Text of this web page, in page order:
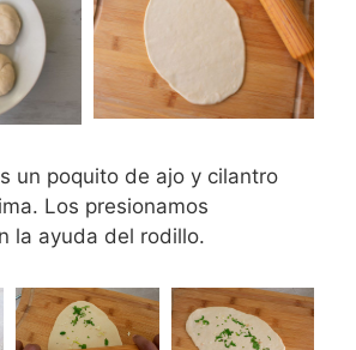
un poquito de ajo y cilantro
Los presionamos
la ayuda del rodillo.